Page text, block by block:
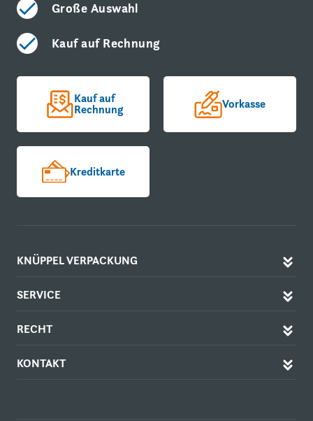
Große Auswahl
Kauf auf Rechnung
Kauf auf
Rechnung Vorkasse
Kreditkarte
KNÜPPEL VERPACKUNG
SERVICE
RECHT
KONTAKT